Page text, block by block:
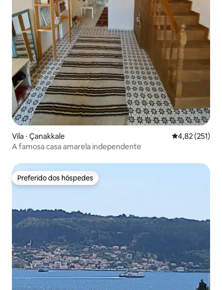
Vila ⋅ Çanakkale 4,82 de uma
4,82 (251)
A famosa casa amarela independente
Preferido dos hóspedes
Preferido dos hóspedes